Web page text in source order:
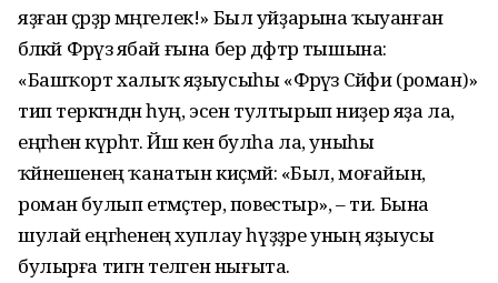
яҙған әҫәрҙәр мәңгелек!» Был уйҙарына ҡыуанған
бәләкәй Фәрүәз ябай ғына бер дәфтәр тышына:
«Башҡорт халыҡ яҙыусыһы «Фәрүәз Сәйфи (роман)»
тип теркәгәндән һуң, эсен тултырып ниҙер яҙа ла,
еңгәһенә күрһәтә. Йәш кенә булһа ла, уныһы
ҡәйнешенең ҡанатын киҫмәй: «Был, моғайын,
роман булып етмәҫтер, повестыр», – ти. Бына
шулай еңгәһенең хуплау һүҙҙәре уның яҙыусы
булырға тигән теләген нығыта.